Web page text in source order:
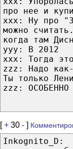
про нее и
xxx: Ну про
можно
когда там
yyy: В 2012
xxx: Тогда
zzz: Надо как-
Ты только
zzz:
[+ 30 - ]
Inkognito_D: